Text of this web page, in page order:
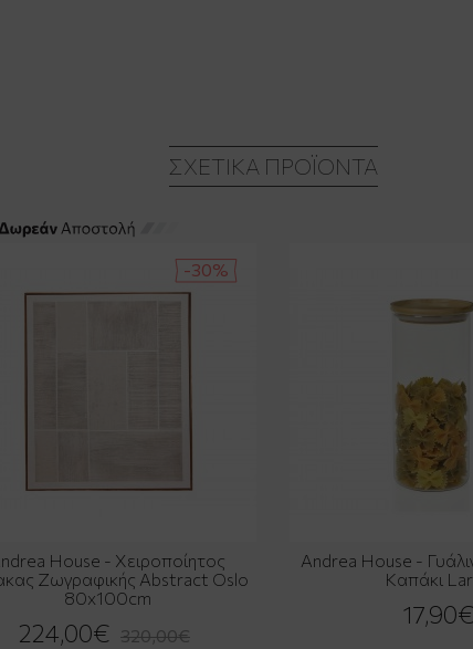
ΣΧΕΤΙΚΆ ΠΡΟΪΌΝΤΑ
-30%
House - Χειροποίητος
Ζωγραφικής Abstract Oslo
80x100cm
224,00€ 320,00€
Andrea House -
Καπάκι
17,90€